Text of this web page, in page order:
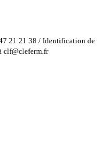
21 21 38 / Identification de
clf@cleferm.fr